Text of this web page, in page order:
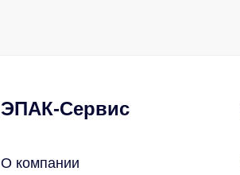
ЭПАК-Сервис
О компании